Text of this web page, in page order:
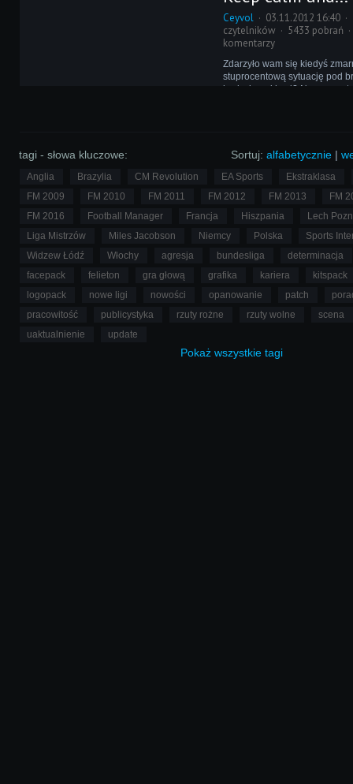
Ceyvol 03.11.2012 16:40
czytelników
5433 pobrań
komentarzy
Zdarzyło wam się kiedyś
stuprocentową sytuację pod
brak zimnej krwi? Na pewno
Sortuj: alfabetycznie |
tagi - słowa kluczowe:
Anglia Brazylia CM Revolution EA Sports
Ekstraklasa
FM 2009
FM 2010 FM 2011 FM 2012 FM 2013
FM
FM 2016
Football Manager Francja Hiszpania
Lech
Liga Mistrzów
Miles Jacobson Niemcy Polska
Sports
Widzew Łódź
Włochy agresja bundesliga
determinacja
facepack
felieton gra głową grafika kariera
kitspack
logopack
nowe ligi nowości opanowanie patch
pracowitość
publicystyka rzuty rożne rzuty wolne
scena
uaktualnienie
update
Pokaż wszystkie tagi